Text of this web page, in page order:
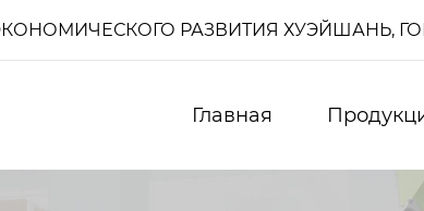
РАЗВИТИЯ ХУЭЙШАНЬ,
Главная